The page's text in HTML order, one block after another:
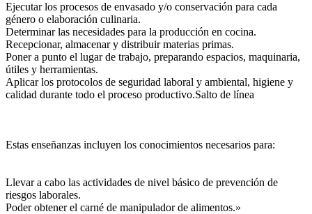
Ejecutar los procesos de envasado y/o conservación para cada
género o elaboración culinaria.
Determinar las necesidades para la producción en cocina.
Recepcionar, almacenar y distribuir materias primas.
Poner a punto el lugar de trabajo, preparando espacios, maquinaria,
útiles y herramientas.
Aplicar los protocolos de seguridad laboral y ambiental, higiene y
calidad durante todo el proceso productivo.Salto de línea
Estas enseñanzas incluyen los conocimientos necesarios para:
Llevar a cabo las actividades de nivel básico de prevención de
riesgos laborales.
Poder obtener el carné de manipulador de alimentos.»